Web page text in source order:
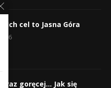
Ich cel to Jasna Góra
goręcej… Jak się